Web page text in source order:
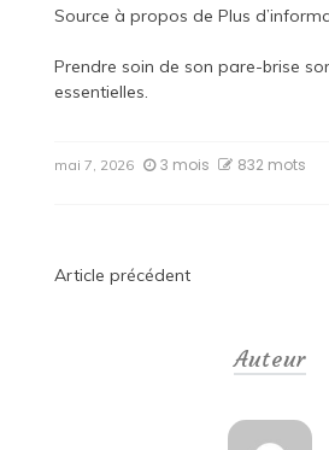
Source à propos de Plus
Prendre soin de son pare-brise
essentielles.
mai 7, 2026 3 mois 832 mots
Navigation
Article précédent
Auteur